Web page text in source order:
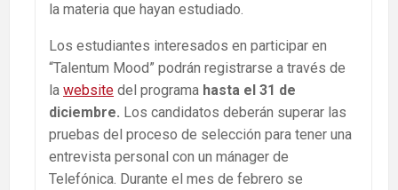
la materia que hayan estudiado.
Los estudiantes interesados en participar en
“Talentum Mood” podrán registrarse a través de
la website del programa hasta el 31 de
diciembre. Los candidatos deberán superar las
pruebas del proceso de selección para tener una
entrevista personal con un mánager de
Telefónica. Durante el mes de febrero se